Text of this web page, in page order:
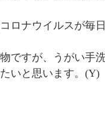
ロナウイルスが毎
ですが、うがい手
いと思います。(Y)